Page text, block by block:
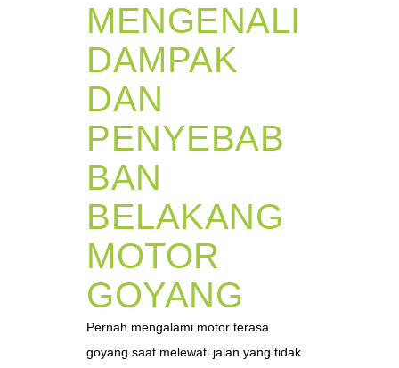
MENGENALI
DAMPAK
DAN
PENYEBAB
BAN
BELAKANG
MOTOR
GOYANG
Pernah mengalami motor terasa
goyang saat melewati jalan yang tidak